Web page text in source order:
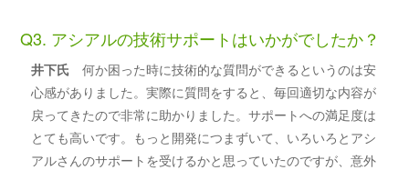
Q3. アシアルの技術サポートはいかがでしたか？
井下氏 何か困った時に技術的な質問ができるというのは安
心感がありました。実際に質問をすると、毎回適切な内容が
戻ってきたので非常に助かりました。サポートへの満足度は
とても高いです。もっと開発につまずいて、いろいろとアシ
アルさんのサポートを受けるかと思っていたのですが、意外